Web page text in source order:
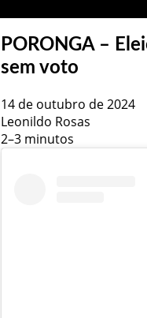
PORONGA –
sem voto
14 de outubro de 2024
Leonildo Rosas
2–3 minutos